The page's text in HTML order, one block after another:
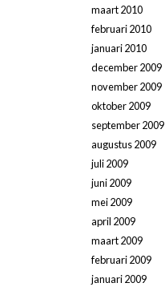
maart 2010
februari 2010
januari 2010
december 2009
november 2009
oktober 2009
september 2009
augustus 2009
juli 2009
juni 2009
mei 2009
april 2009
maart 2009
februari 2009
januari 2009